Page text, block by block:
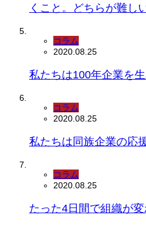
くこと。どちらが難し
コラム
2020.08.25
私たちは100年企業を
コラム
2020.08.25
私たちは同族企業の応
コラム
2020.08.25
たった4日間で組織が変